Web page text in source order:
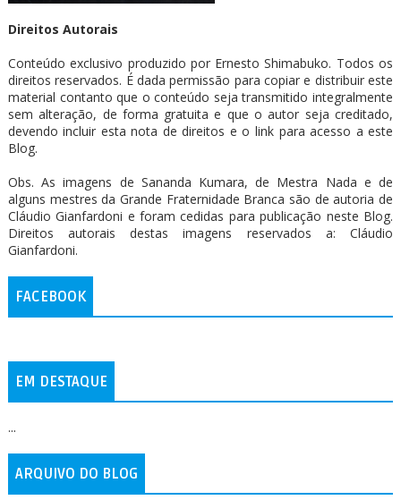
Direitos Autorais
Conteúdo exclusivo produzido por Ernesto Shimabuko. Todos os
direitos reservados. É dada permissão para copiar e distribuir este
material contanto que o conteúdo seja transmitido integralmente
sem alteração, de forma gratuita e que o autor seja creditado,
devendo incluir esta nota de direitos e o link para acesso a este
Blog.
Obs. As imagens de Sananda Kumara, de Mestra Nada e de
alguns mestres da Grande Fraternidade Branca são de autoria de
Cláudio Gianfardoni e foram cedidas para publicação neste Blog.
Direitos autorais destas imagens reservados a: Cláudio
Gianfardoni.
FACEBOOK
EM DESTAQUE
...
ARQUIVO DO BLOG